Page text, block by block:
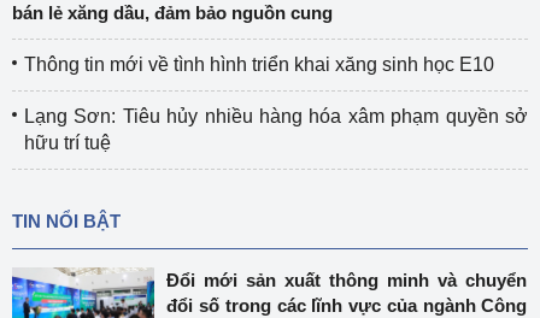
bán lẻ xăng dầu, đảm bảo nguồn cung
Thông tin mới về tình hình triển khai xăng sinh học E10
Lạng Sơn: Tiêu hủy nhiều hàng hóa xâm phạm quyền sở
hữu trí tuệ
TIN NỔI BẬT
Đổi mới sản xuất thông minh và chuyển
đổi số trong các lĩnh vực của ngành Công